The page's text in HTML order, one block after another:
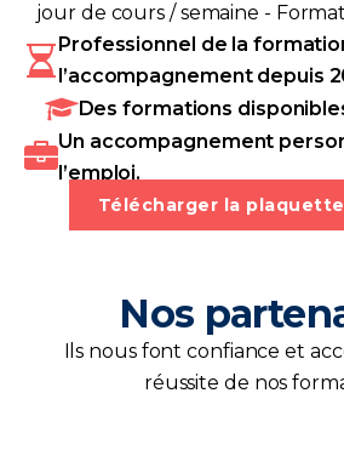
jour de cours / semaine -
Professionnel de la
l’accompagnement depuis
Des formations
Un accompagnement
l’emploi.
Télécharger la
Nos
Ils nous font confiance et
réussite de nos